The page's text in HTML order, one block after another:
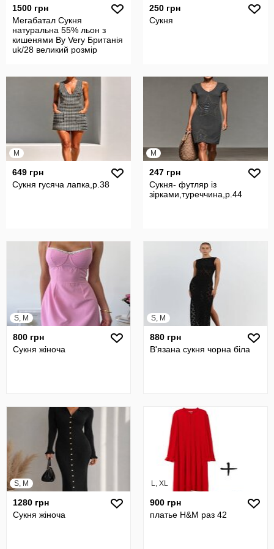
1500 грн
Мегабатал Сукня
натуральна 55% льон з
кишенями By Very Британія
uk/28 великий розмір
250 грн
Сукня
M
649 грн
Сукня гусяча лапка,р.38
M
247 грн
Сукня- футляр із
зірками,туреччина,р.44
S, M
800 грн
Сукня жіноча
S, M
880 грн
В'язана сукня чорна біла
S, M
1280 грн
Сукня жіноча
L, XL
900 грн
платье H&M раз 42